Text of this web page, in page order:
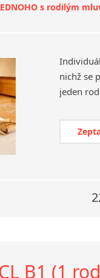
JEDNOHO s rodilým
nichž se
B1 (1